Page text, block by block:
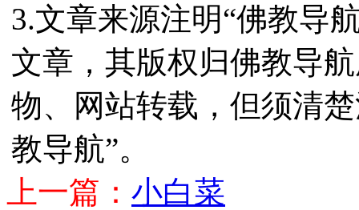
3.文章来源注明“佛教导
文章，其版权归佛教导
物、网站转载，但须清
教导航”。
上一篇： 小白菜